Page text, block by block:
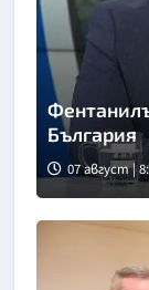
Снимка:
България
07 август |